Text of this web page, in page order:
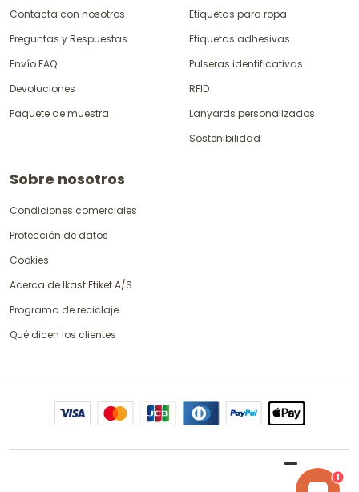
Contacta con nosotros
Preguntas y Respuestas
Envío FAQ
Devoluciones
Paquete de muestra
Etiquetas para ropa
Etiquetas adhesivas
Pulseras identificativas
RFID
Lanyards personalizados
Sostenibilidad
Sobre nosotros
Condiciones comerciales
Protección de datos
Cookies
Acerca de Ikast Etiket A/S
Programa de reciclaje
Qué dicen los clientes
1